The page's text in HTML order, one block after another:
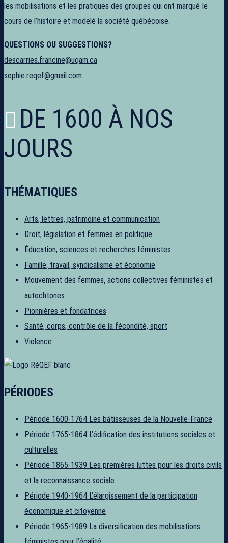
les mobilisations et les pratiques des groupes qui ont marqué le
cours de l’histoire et modelé la société québécoise.
QUESTIONS OU SUGGESTIONS?
descarries.francine@uqam.ca
sophie.reqef@gmail.com
DE 1600 À NOS
JOURS
THÉMATIQUES
Arts, lettres, patrimoine et communication
Droit, législation et femmes en politique
Éducation, sciences et recherches féministes
Famille, travail, syndicalisme et économie
Mouvement des femmes, actions collectives féministes et
autochtones
Pionnières et fondatrices
Santé, corps, contrôle de la fécondité, sport
Violence
PÉRIODES
Période 1600-1764 Les bâtisseuses de la Nouvelle-France
Période 1765-1864 L’édification des institutions sociales et
culturelles
Période 1865-1939 Les premières luttes pour les droits civils
et la reconnaissance sociale
Période 1940-1964 L’élargissement de la participation
économique et citoyenne
Période 1965-1989 La diversification des mobilisations